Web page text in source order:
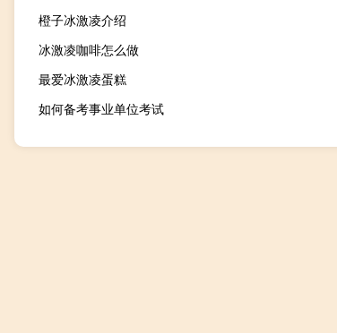
橙子冰激凌介绍
冰激凌咖啡怎么做
最爱冰激凌蛋糕
如何备考事业单位考试